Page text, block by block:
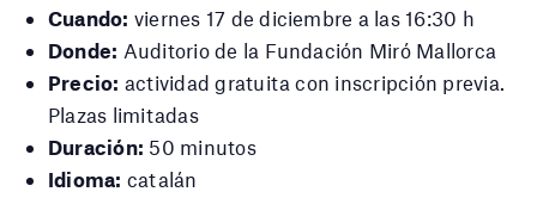
Cuando: viernes 17 de diciembre a las 16:30 h
Donde: Auditorio de la Fundación Miró Mallorca
Precio: actividad gratuita con inscripción previa.
Plazas limitadas
Duración: 50 minutos
Idioma: catalán